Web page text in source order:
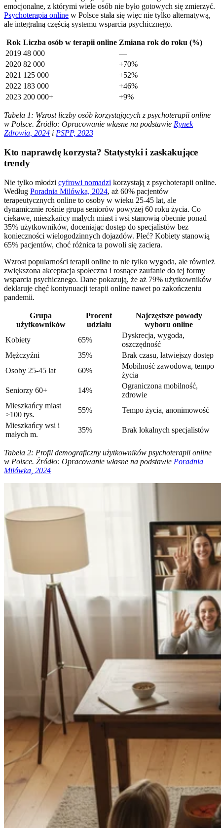
emocjonalne, z którymi wiele osób nie było gotowych się zmierzyć.
Psychoterapia online w Polsce stała się więc nie tylko alternatywą,
ale integralną częścią systemu wsparcia psychicznego.
Rok Liczba osób w terapii online Zmiana rok do roku (%)
2019 48 000
—
2020 82 000
+70%
2021 125 000
+52%
2022 183 000
+46%
2023 200 000+ +9%
Tabela 1: Wzrost liczby osób korzystających z psychoterapii online
w Polsce. Źródło: Opracowanie własne na podstawie Rynek
Zdrowia, 2024 i PSPP, 2023
Kto naprawdę korzysta? Statystyki i zaskakujące
trendy
Nie tylko młodzi cyfrowi nomadzi korzystają z psychoterapii online.
Według Poradnia Milówka, 2024, aż 60% pacjentów
terapeutycznych online to osoby w wieku 25-45 lat, ale
dynamicznie rośnie grupa seniorów powyżej 60 roku życia. Co
ciekawe, mieszkańcy małych miast i wsi stanowią obecnie ponad
35% użytkowników, doceniając dostęp do specjalistów bez
konieczności wielogodzinnych dojazdów. Płeć? Kobiety stanowią
65% pacjentów, choć różnica ta powoli się zaciera.
Wzrost popularności terapii online to nie tylko wygoda, ale również
zwiększona akceptacja społeczna i rosnące zaufanie do tej formy
wsparcia psychicznego. Dane pokazują, że aż 79% użytkowników
deklaruje chęć kontynuacji terapii online nawet po zakończeniu
pandemii.
Grupa
użytkowników
Procent
udziału
Najczęstsze powody
wyboru online
Kobiety
65%
Dyskrecja, wygoda,
oszczędność
Mężczyźni
35%
Brak czasu, łatwiejszy dostęp
Osoby 25-45 lat
60%
Mobilność zawodowa, tempo
życia
Seniorzy 60+
14%
Ograniczona mobilność,
zdrowie
Mieszkańcy miast
>100 tys.
55%
Tempo życia, anonimowość
Mieszkańcy wsi i
małych m.
35% Brak lokalnych specjalistów
Tabela 2: Profil demograficzny użytkowników psychoterapii online
w Polsce. Źródło: Opracowanie własne na podstawie Poradnia
Milówka, 2024